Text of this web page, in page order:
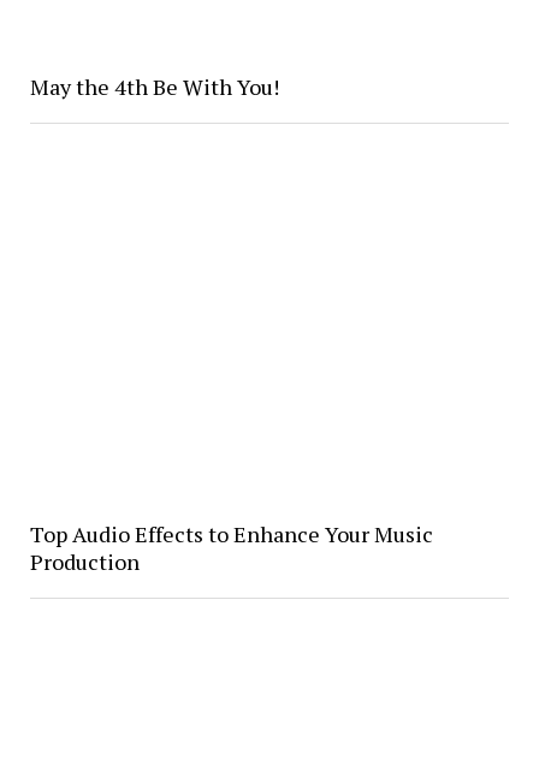
May the 4th Be With You!
Top Audio Effects to Enhance Your Music
Production